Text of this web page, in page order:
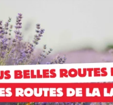
de Provence : Les routes de la
la beauté des routes de la
quête d’aventure en famille,
apaisante, notre […]